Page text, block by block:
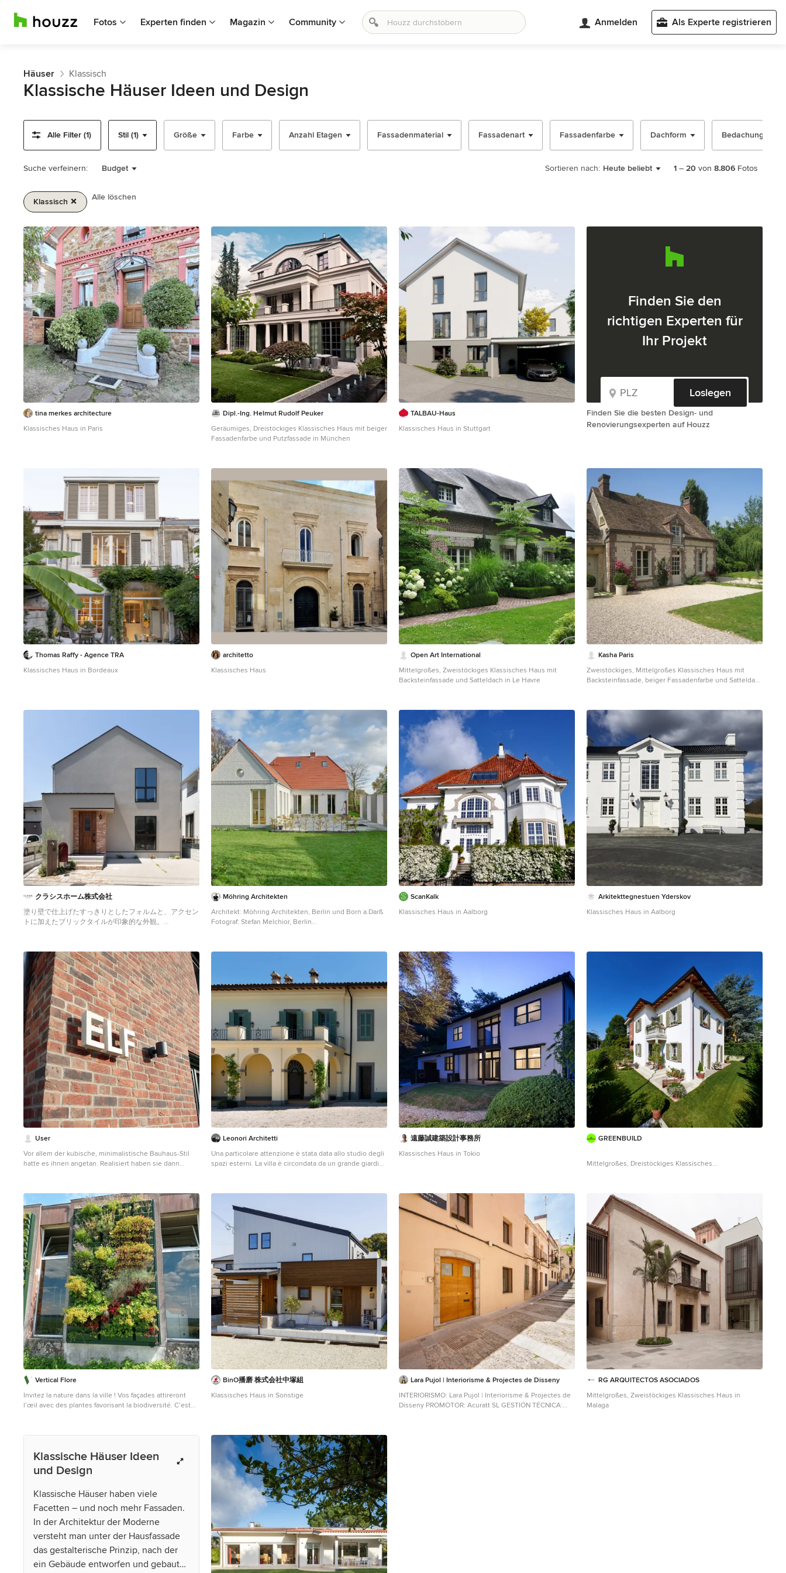
Fotos Experten finden Magazin Community Anmelden Als Experte registrieren
Häuser Klassisch
Klassische Häuser Ideen und Design
Alle Filter (1) Stil (1) Größe Farbe Anzahl Etagen Fassadenmaterial Fassadenart Fassadenfarbe Dachform
Suche verfeinern: Budget Sortieren nach: Heute beliebt 1 – 20 von 8.806 Fotos
Klassisch Alle löschen
von
2
tina merkes architecture
Klassisches Haus in Paris
Dipl.-Ing. Helmut Rudolf Peuker
Geräumiges, Dreistöckiges Klassisches Haus mit beiger
Fassadenfarbe und Putzfassade in München
TALBAU-Haus
Klassisches Haus in Stuttgart
Finden Sie den
richtigen Experten für
Ihr Projekt
Loslegen
Finden Sie die besten Design- und
Renovierungsexperten auf Houzz
Thomas Raffy - Agence TRA
Klassisches Haus in Bordeaux
architetto
Klassisches Haus
Open Art International
Mittelgroßes, Zweistöckiges Klassisches Haus mit
Backsteinfassade und Satteldach in Le Havre
Kasha Paris
Zweistöckiges, Mittelgroßes Klassisches Haus mit
Backsteinfassade, beiger Fassadenfarbe und Satteldach
クラシスホーム株式会社
塗り壁で仕上げたすっきりとしたフォルムと、アクセン
トに加えたブリックタイルが印象的な外観。
Möhring Architekten
Architekt: Möhring Architekten, Berlin und Born a.Darß
Fotograf: Stefan Melchior, Berlin
Satteldach in Berlin
ScanKalk
Klassisches Haus in Aalborg
Arkitekttegnestuen Yderskov
Klassisches Haus in Aalborg
User
Vor allem der kubische, minimalistische Bauhaus-Stil
hatte es ihnen angetan. Realisiert haben sie dann
schrieb diese Regionalarchitektur in Form und
Materialfarben genau vor. So entstand ein Eigenheim,
das zwar regionale Bezüge schafft, sich jedoch sehr
modern und selbstbewusst von der umgebenden
Bebauung absetzt. © FingerHaus GmbH
Leonori Architetti
Una particolare attenzione è stata data allo studio degli
spazi esterni. La villa è circondata da un grande giardino
limitando l’intervento all’inserimento di bordure fiorite.
Le essenze mediterranee, a bassa manutenzione, con
fioritura prolungata, sono state scelte con cura. Alcune
piante di rose rampicanti evidenziano la struttura del
porticato.
遠藤誠建築設計事務所
Klassisches Haus in Tokio
GREENBUILD
Mittelgroßes, Dreistöckiges Klassisches
Sonstige
Vertical Flore
Invitez la nature dans la ville ! Vos façades attireront
l’œil avec des plantes favorisant la biodiversité. C’est
préserver la nature en ville. Droits : Vertical Flore
BinO播磨 株式会社中塚組
Klassisches Haus in Sonstige
Lara Pujol | Interiorisme & Projectes de Disseny
INTERIORISMO: Lara Pujol | Interiorisme & Projectes de
Disseny PROMOTOR: Acuratt SL GESTIÓN TÉCNICA:
RG ARQUITECTOS ASOCIADOS
Mittelgroßes, Zweistöckiges Klassisches Haus in
Malaga
Klassische Häuser Ideen
und Design
Klassische Häuser haben viele
Facetten – und noch mehr Fassaden.
In der Architektur der Moderne
versteht man unter der Hausfassade
das gestalterische Prinzip, nach der
ein Gebäude entworfen und gebaut